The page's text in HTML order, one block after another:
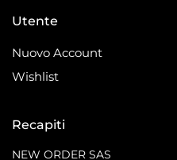
Utente
Nuovo Account
Wishlist
Recapiti
NEW ORDER SAS